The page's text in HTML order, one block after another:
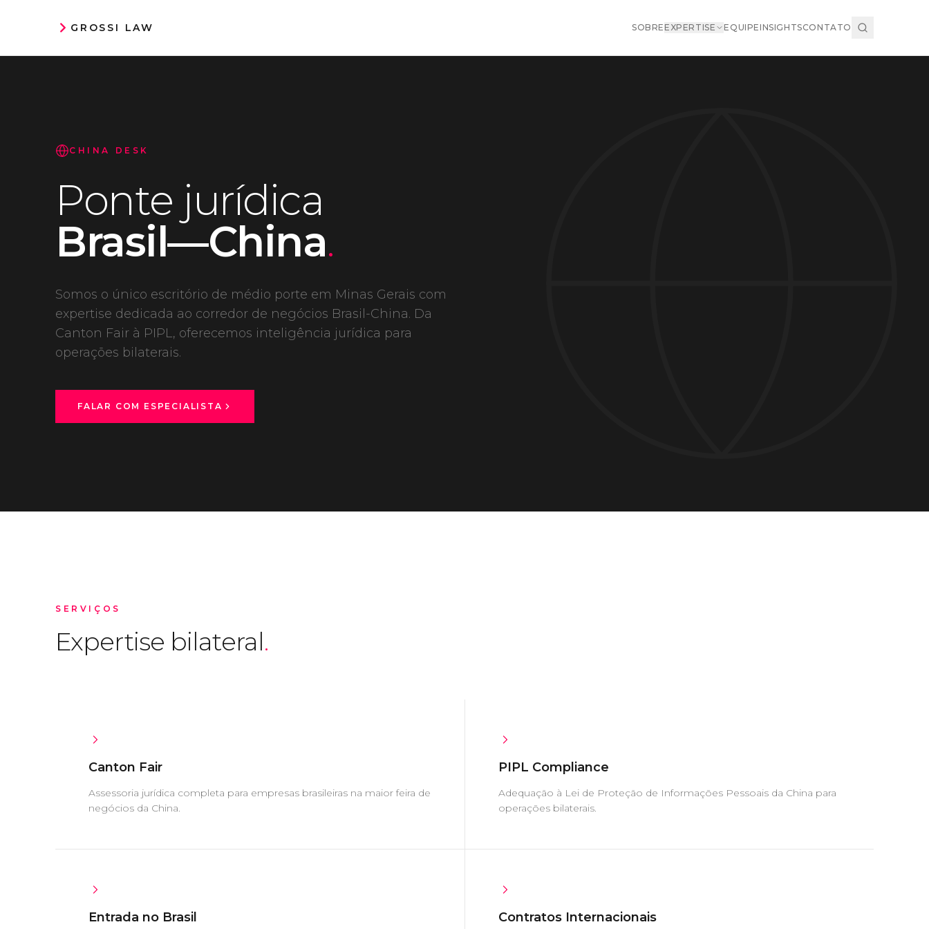
GROSSI LAW SOBRE EXPERTISE EQUIPEINSIGHTSCONTATO
CHINA DESK
Ponte jurídica
Brasil—China.
Somos o único escritório de médio porte em Minas Gerais com
expertise dedicada ao corredor de negócios Brasil-China. Da
Canton Fair à PIPL, oferecemos inteligência jurídica para
operações bilaterais.
FALAR COM ESPECIALISTA
SERVIÇOS
Expertise bilateral.
Canton Fair
Assessoria jurídica completa para empresas brasileiras na maior feira de
negócios da China.
PIPL Compliance
Adequação à Lei de Proteção de Informações Pessoais da China para
operações bilaterais.
Entrada no Brasil Contratos Internacionais